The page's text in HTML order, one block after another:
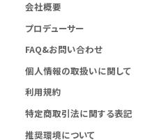
会社概要
プロデューサー
FAQ&お問い合わせ
個人情報の取扱いに関して
利用規約
特定商取引法に関する表記
推奨環境について